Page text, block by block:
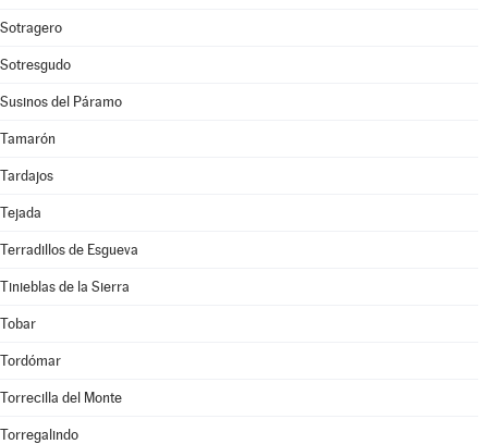
Sotragero
Sotresgudo
Susinos del Páramo
Tamarón
Tardajos
Tejada
Terradillos de Esgueva
Tinieblas de la Sierra
Tobar
Tordómar
Torrecilla del Monte
Torregalindo